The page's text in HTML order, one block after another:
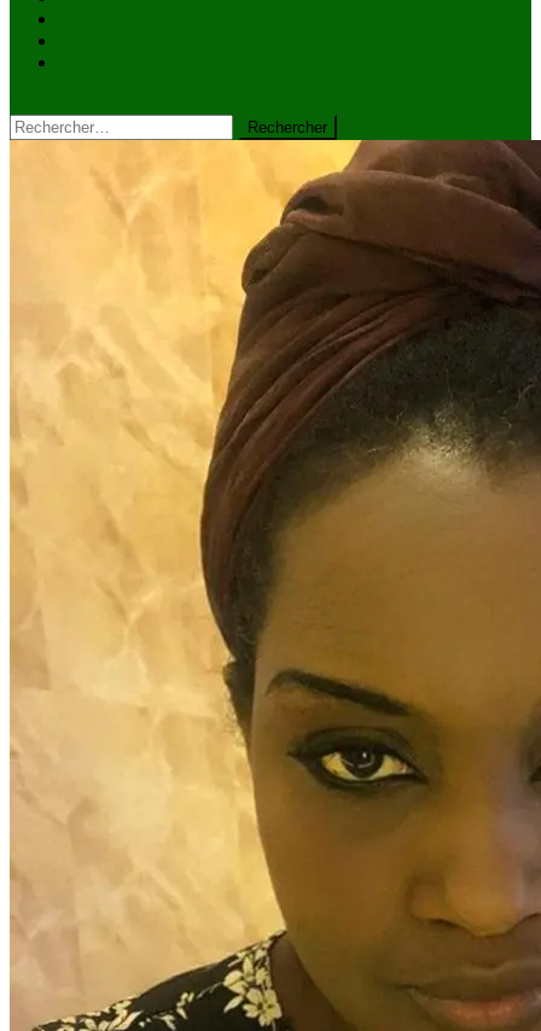
Rechercher :